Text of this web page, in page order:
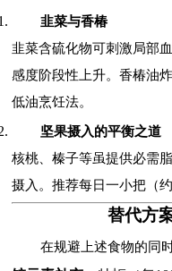
韭菜与香椿
韭菜含硫化物可刺激局部
感度阶段性上升。香椿油
低油烹饪法。
坚果摄入的平衡之道
核桃、榛子等虽提供必需
摄入。推荐每日一小把（
替代方
在规避上述食物的同